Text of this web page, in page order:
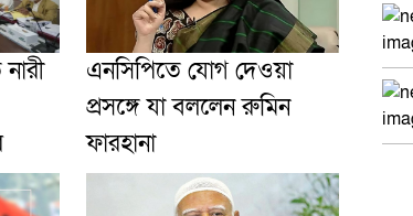
এনসিপিতে যোগ দেওয়া
প্রসঙ্গে যা বললেন রুমিন
ফারহানা